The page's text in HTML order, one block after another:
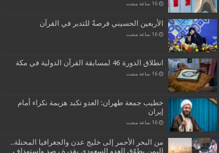
‏16 ساعة مضت
الأربعين الحسيني فرصةٌ للتدبر في القرآن
‏16 ساعة مضت
انطلاق الدورة 46 لمسابقة القرآن الدولية في مكة
‏16 ساعة مضت
خطيب جمعة طهران: العدو تكبد هزيمة نكراء أمام
إيران
‏16 ساعة مضت
من البحر الأحمر إلى خليج عدن والجغرافيا المحتلة..
اليمن يطوّق العدو السعودي بقدرة رصد واستهداف